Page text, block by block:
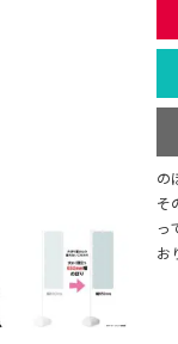
の
そ
っ
お